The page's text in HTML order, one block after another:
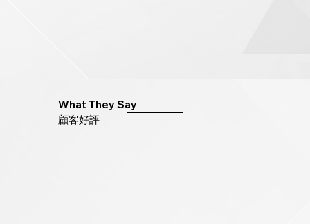
What They Say
​顧客好評